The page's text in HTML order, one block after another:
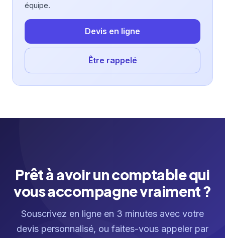
équipe.
Devis en ligne
Être rappelé
Prêt à avoir un comptable qui
vous accompagne vraiment ?
Souscrivez en ligne en 3 minutes avec votre
devis personnalisé, ou faites-vous appeler par